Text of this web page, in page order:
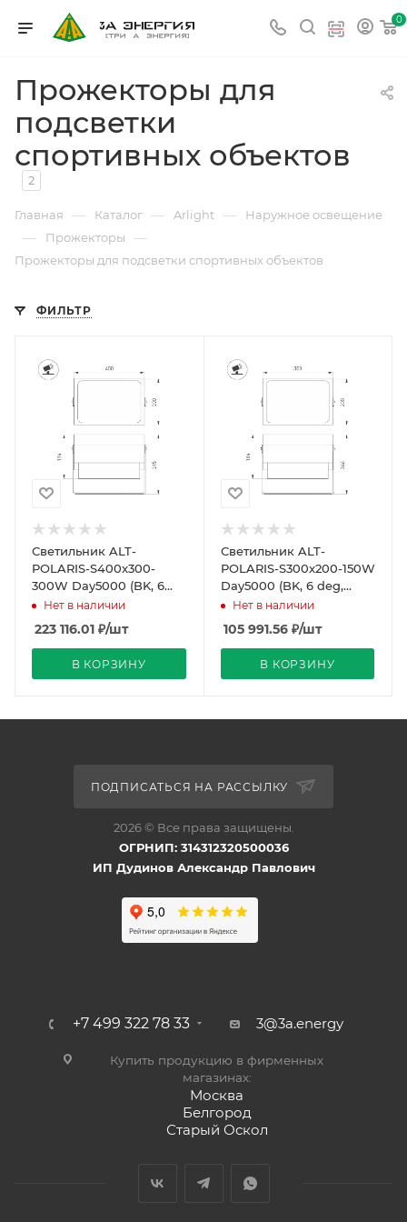
0
Прожекторы для
подсветки
спортивных объектов
2
Главная — Каталог — Arlight — Наружное освещение
— Прожекторы —
Прожекторы для подсветки спортивных объектов
ФИЛЬТР
Светильник ALT-
POLARIS-S400x300-
300W Day5000 (BK, 6
deg, 230V) (Arlight, IP66
Металл, 3 года)
Нет в наличии
223 116.01 ₽/шт
В КОРЗИНУ
Светильник ALT-
POLARIS-S300x200-150W
Day5000 (BK, 6 deg,
230V) (Arlight, IP66
Металл, 3 года)
Нет в наличии
105 991.56₽/шт
В КОРЗИНУ
ПОДПИСАТЬСЯ НА РАССЫЛКУ
2026 © Все права защищены.
ОГРНИП: 314312320500036
ИП Дудинов Александр Павлович
+7 499 322 78 33 3@3a.energy
Купить продукцию в фирменных
магазинах:
Москва
Белгород
Старый Оскол